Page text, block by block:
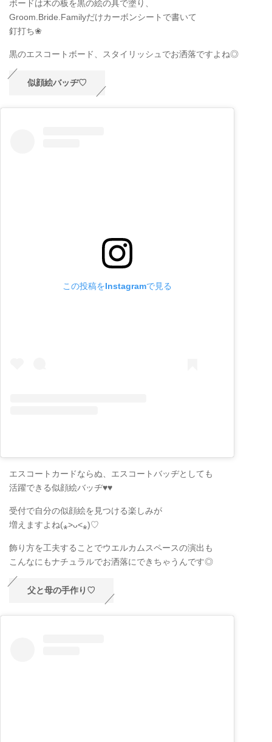
ボードは木の板を黒の絵の具で塗り、
Groom.Bride.Familyだけカーボンシートで書いて
釘打ち❀
黒のエスコートボード、スタイリッシュでお洒落ですよね◎
似顔絵バッヂ♡
この投稿をInstagramで見る
エスコートカードならぬ、エスコートバッヂとしても
活躍できる似顔絵バッヂ♥♥
受付で自分の似顔絵を見つける楽しみが
増えますよね(⁎˃ᴗ˂⁎)♡
飾り方を工夫することでウエルカムスペースの演出も
こんなにもナチュラルでお洒落にできちゃうんです◎
父と母の手作り♡